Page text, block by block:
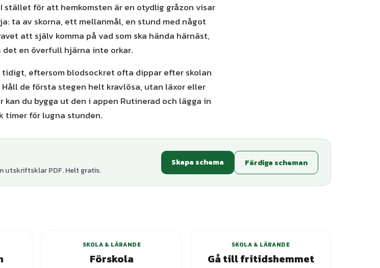
stället för att hemkomsten är en otydlig gråzon visar
ta av skorna, ett mellanmål, en stund med något
att själv komma på vad som ska hända härnäst,
en överfull hjärna inte orkar.
eftersom blodsockret ofta dippar efter skolan
de första stegen helt kravlösa, utan läxor eller
du bygga ut den i appen Rutinerad och lägga in
timer för lugna stunden.
utskriftsklar PDF. Helt gratis.
Skapa schema Färdiga scheman
SKOLA & LÄRANDE
Förskola
SKOLA & LÄRANDE
Gå till fritidshemmet